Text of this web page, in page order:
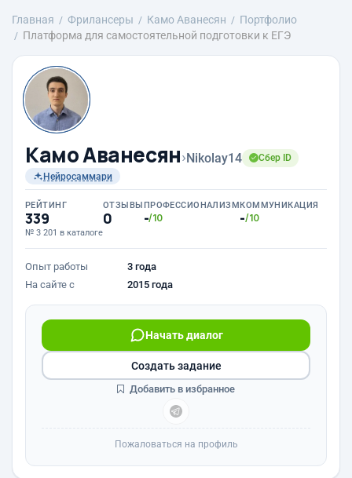
Главная Фрилансеры Камо Аванесян
Портфолио
Платформа для самостоятельной подготовки к ЕГЭ
Камо Аванесян›Nikolay14
Сбер ID
Нейросаммари
РЕЙТИНГ
339
№ 3 201 в каталоге
ОТЗЫВЫ
0
ПРОФЕССИОНАЛИЗМ
-/10
КОММУНИКАЦИЯ
-/10
Опыт работы
3 года
На сайте с
2015 года
Начать диалог
Создать задание
Добавить в избранное
Пожаловаться на профиль